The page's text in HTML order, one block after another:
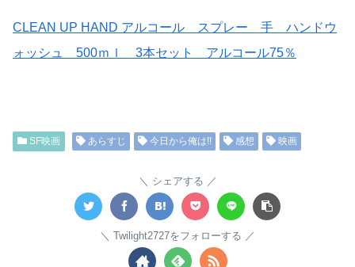
CLEAN UP HAND アルコール スプレー 手 ハンドウ
ォッシュ 500ｍｌ 3本セット アルコール75％
SF映画 あらすじ 今日から俺は!! 感想 映画
シェアする
Twilight2727をフォローする